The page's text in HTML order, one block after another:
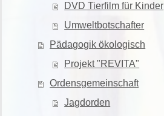
DVD Tierfilm für Kinder
Umweltbotschafter
Pädagogik ökologisch
Projekt "REVITA"
Ordensgemeinschaft
Jagdorden